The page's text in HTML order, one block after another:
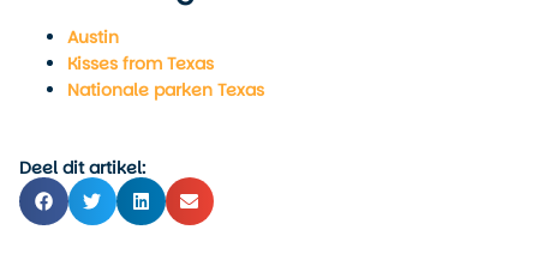
Austin
Kisses from Texas
Nationale parken Texas
Deel dit artikel: